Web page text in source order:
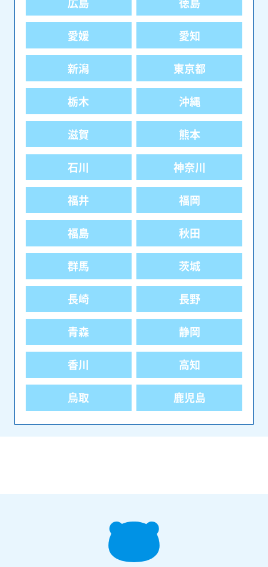
愛媛 愛知
新潟 東京都
栃木 沖縄
滋賀 熊本
石川 神奈川
福井 福岡
福島 秋田
群馬 茨城
長崎 長野
青森 静岡
香川 高知
鳥取 鹿児島